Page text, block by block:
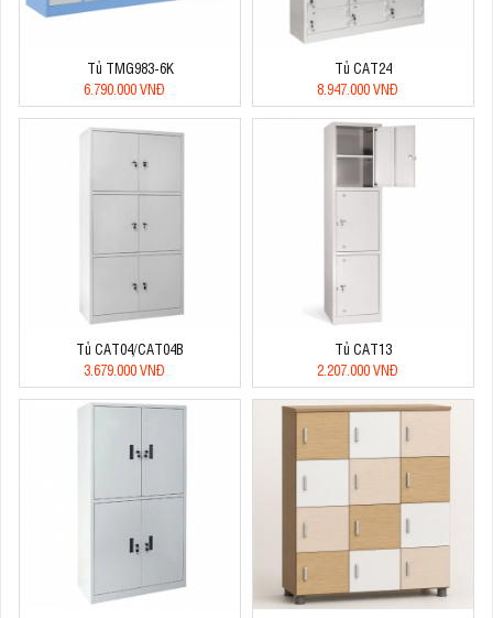
Tủ TMG983-6K
6.790.000 VNĐ
Tủ CAT24
8.947.000 VNĐ
Tủ CAT04/CAT04B
3.679.000 VNĐ
Tủ CAT13
2.207.000 VNĐ